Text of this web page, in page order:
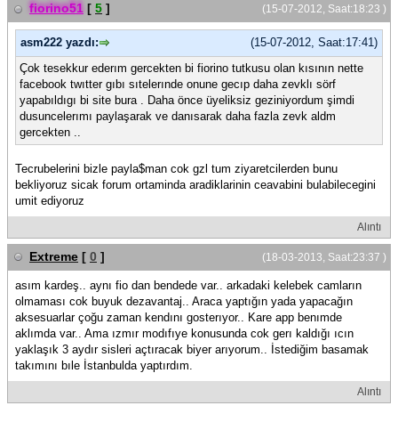
(15-07-2012, Saat:18:23 )
fiorino51 [ 5 ]
(15-07-2012, Saat:17:41)
asm222 yazdı:
Çok tesekkur ederım gercekten bi fiorino tutkusu olan kısının nette
facebook twıtter gıbı sıtelerınde onune gecıp daha zevklı sörf
yapabıldıgı bi site bura . Daha önce üyeliksiz geziniyordum şimdi
dusuncelerımı paylaşarak ve danısarak daha fazla zevk aldm
gercekten ..
Tecrubelerini bizle payla$man cok gzl tum ziyaretcilerden bunu
bekliyoruz sicak forum ortaminda aradiklarinin ceavabini bulabilecegini
umit ediyoruz
Alıntı
(18-03-2013, Saat:23:37 )
Extreme [ 0 ]
asım kardeş.. aynı fio dan bendede var.. arkadaki kelebek camların
olmaması cok buyuk dezavantaj.. Araca yaptığın yada yapacağın
aksesuarlar çoğu zaman kendını gosterıyor.. Kare app benımde
aklımda var.. Ama ızmır modıfıye konusunda cok gerı kaldığı ıcın
yaklaşık 3 aydır sisleri açtıracak biyer arıyorum.. İstediğim basamak
takımını bıle İstanbulda yaptırdım.
Alıntı